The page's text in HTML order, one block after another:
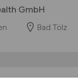
GmbH
Bad Tölz